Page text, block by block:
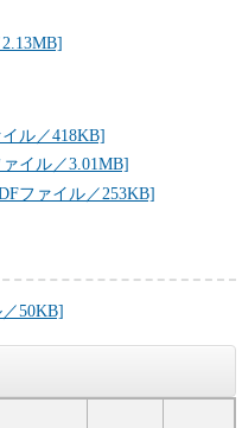
ル／418KB]
イル／3.01MB]
ファイル／253KB]
50KB]